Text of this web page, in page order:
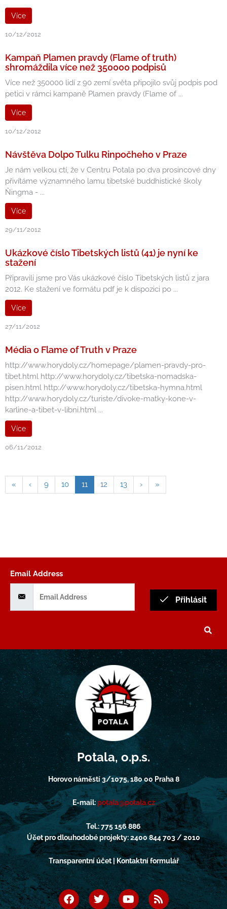
Více
10/12/2012
Kampaň Plamen pravdy (Flame of truth)
shromáždila více než 350000 podpisů
Více než 350000 lidí z 90 zemí světa připojilo svůj podpis pod
petici v rámci kampaně Plamen pravdy (Flame of ...
Více
10/12/2012
Návštěva Dolpo Tulku Rinpočheho v Praze
Je nám velkou ctí, že v Centru Potala po dva prosincové dny
přivítáme významného lamu tibetské buddhistické školy
Ňingma - ...
Více
29/11/2012
Ukázkové číslo Tibetských listů (41) je nyní ke
stažení
Připravili jsme pro Vás ukázkové číslo Tibetských listů z jara
2012. Ke stažení ve formátu pdf je k dispozici po ...
Více
27/11/2012
Média o Flame of Truth v Praze
http://www.horydoly.cz/homepage/plamen-pravdy-pro-
tibet.html http://www.horydoly.cz/tibetska-nomadska-
pisen.html http://www.horydoly.cz/tibetska-hymna.html
http://www.horydoly.cz/turiste/divoke-matky-kone-v-
karline-a-tibet-v-libni.html ...
Více
06/11/2012
« ‹ 9 10 11 12 13 › »
Email Address
Přihlásit
Potala, o.p.s.
Horovo náměstí 3/1075, 180 00 Praha 8
E-mail:potala@potala.cz
Tel.: 775 156 886
Účet pro dlouhodobé projekty: 2400 844 703 / 2010
Transparentní účet | Kontaktní formulář
F
a
T
w
Y
o
R
s